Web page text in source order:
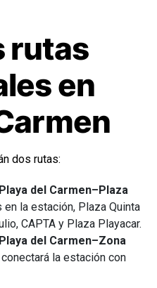
rutas
en
dos rutas:
del Carmen–Plaza
en la estación, Plaza Quinta
CAPTA y Plaza Playacar.
del Carmen–Zona
la estación con